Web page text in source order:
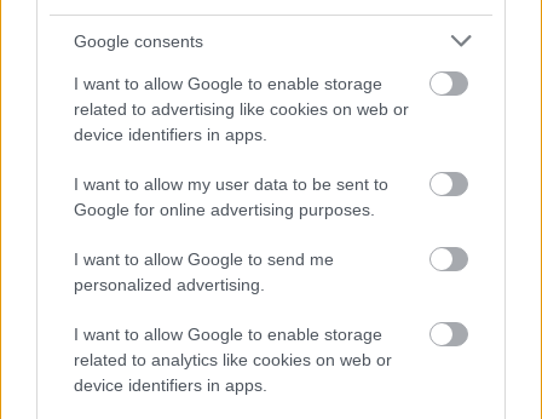
Google consents
I want to allow Google to enable storage
related to advertising like cookies on web or
device identifiers in apps.
I want to allow my user data to be sent to
Google for online advertising purposes.
I want to allow Google to send me
personalized advertising.
I want to allow Google to enable storage
related to analytics like cookies on web or
device identifiers in apps.
Megtartotta évadzáró társulati ülését a Tomcsa
Sándor Színház. A világjárvány próbára tette az